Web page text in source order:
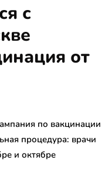
с
от
по вакцинации
процедура: врачи
и октябре